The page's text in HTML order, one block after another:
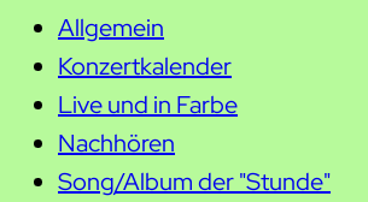
Allgemein
Konzertkalender
Live und in Farbe
Nachhören
Song/Album der "Stunde"